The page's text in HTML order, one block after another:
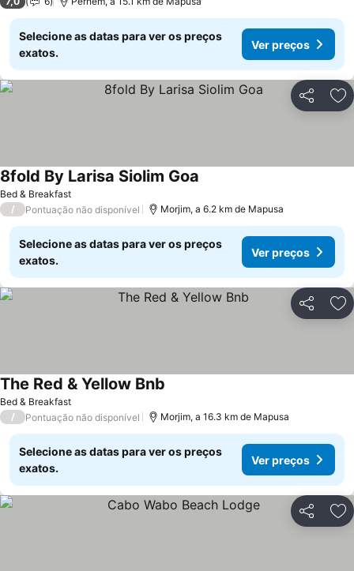
Selecione as datas para ver os preços
exatos.
Ver preços
Partilhar
Bed & Breakfast
8fold By Larisa Siolim Goa
/ Pontuação não disponível Morjim, a 6.2 km de Mapusa
Selecione as datas para ver os preços
exatos.
Ver preços
Partilhar
Bed & Breakfast
The Red & Yellow Bnb
/ Pontuação não disponível Morjim, a 16.3 km de Mapusa
Selecione as datas para ver os preços
exatos.
Ver preços
Partilhar